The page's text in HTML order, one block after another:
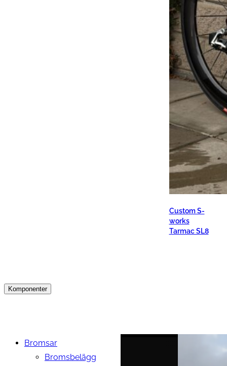
Custom S-
works
Tarmac SL8
Komponenter
Bromsar
Bromsbelägg